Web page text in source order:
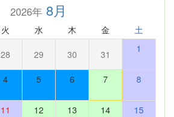
2026年8月
火 水 木 金 土
28 29 30 31 1
4 5 6 7 8
11 12 13 14 15